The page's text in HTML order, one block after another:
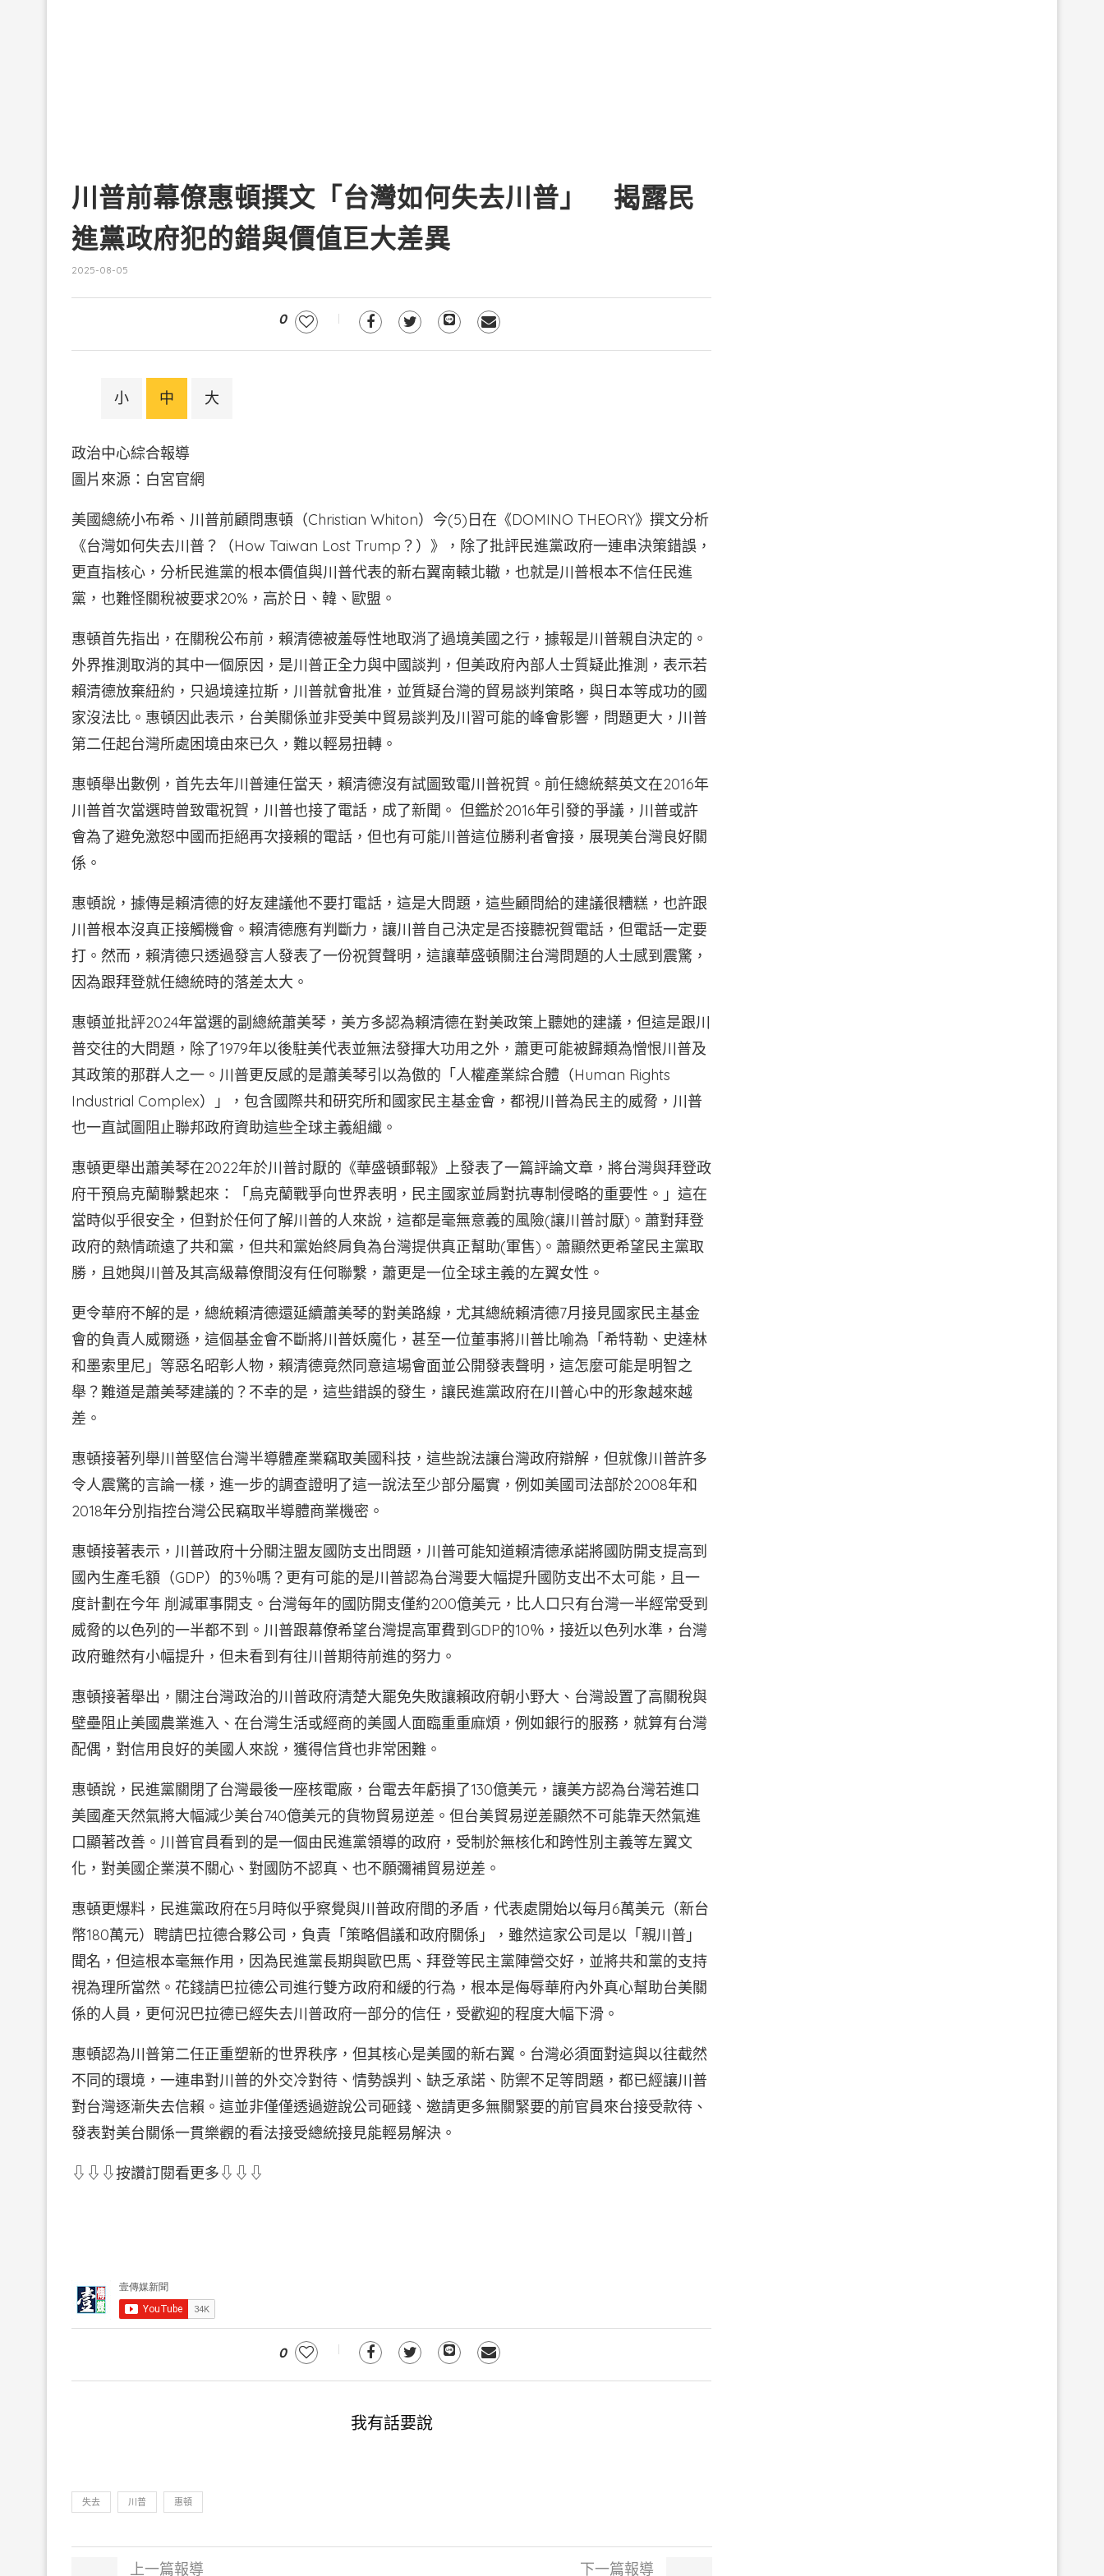
川普前幕僚惠頓撰文「台灣如何失去川普」 揭露民
進黨政府犯的錯與價值巨大差異
2025-08-05
0
小 中 大
政治中心綜合報導
圖片來源：白宮官網
美國總統小布希、川普前顧問惠頓（Christian Whiton）今(5)日在《DOMINO THEORY》撰文分析
《台灣如何失去川普？（How Taiwan Lost Trump？）》，除了批評民進黨政府一連串決策錯誤，
更直指核心，分析民進黨的根本價值與川普代表的新右翼南轅北轍，也就是川普根本不信任民進
黨，也難怪關稅被要求20%，高於日、韓、歐盟。
惠頓首先指出，在關稅公布前，賴清德被羞辱性地取消了過境美國之行，據報是川普親自決定的。
外界推測取消的其中一個原因，是川普正全力與中國談判，但美政府內部人士質疑此推測，表示若
賴清德放棄紐約，只過境達拉斯，川普就會批准，並質疑台灣的貿易談判策略，與日本等成功的國
家沒法比。惠頓因此表示，台美關係並非受美中貿易談判及川習可能的峰會影響，問題更大，川普
第二任起台灣所處困境由來已久，難以輕易扭轉。
惠頓舉出數例，首先去年川普連任當天，賴清德沒有試圖致電川普祝賀。前任總統蔡英文在2016年
川普首次當選時曾致電祝賀，川普也接了電話，成了新聞。 但鑑於2016年引發的爭議，川普或許
會為了避免激怒中國而拒絕再次接賴的電話，但也有可能川普這位勝利者會接，展現美台灣良好關
係。
惠頓說，據傳是賴清德的好友建議他不要打電話，這是大問題，這些顧問給的建議很糟糕，也許跟
川普根本沒真正接觸機會。賴清德應有判斷力，讓川普自己決定是否接聽祝賀電話，但電話一定要
打。然而，賴清德只透過發言人發表了一份祝賀聲明，這讓華盛頓關注台灣問題的人士感到震驚，
因為跟拜登就任總統時的落差太大。
惠頓並批評2024年當選的副總統蕭美琴，美方多認為賴清德在對美政策上聽她的建議，但這是跟川
普交往的大問題，除了1979年以後駐美代表並無法發揮大功用之外，蕭更可能被歸類為憎恨川普及
其政策的那群人之一。川普更反感的是蕭美琴引以為傲的「人權產業綜合體（Human Rights
Industrial Complex）」，包含國際共和研究所和國家民主基金會，都視川普為民主的威脅，川普
也一直試圖阻止聯邦政府資助這些全球主義組織。
惠頓更舉出蕭美琴在2022年於川普討厭的《華盛頓郵報》上發表了一篇評論文章，將台灣與拜登政
府干預烏克蘭聯繫起來：「烏克蘭戰爭向世界表明，民主國家並肩對抗專制侵略的重要性。」這在
當時似乎很安全，但對於任何了解川普的人來說，這都是毫無意義的風險(讓川普討厭)。蕭對拜登
政府的熱情疏遠了共和黨，但共和黨始終肩負為台灣提供真正幫助(軍售)。蕭顯然更希望民主黨取
勝，且她與川普及其高級幕僚間沒有任何聯繫，蕭更是一位全球主義的左翼女性。
更令華府不解的是，總統賴清德還延續蕭美琴的對美路線，尤其總統賴清德7月接見國家民主基金
會的負責人威爾遜，這個基金會不斷將川普妖魔化，甚至一位董事將川普比喻為「希特勒、史達林
和墨索里尼」等惡名昭彰人物，賴清德竟然同意這場會面並公開發表聲明，這怎麼可能是明智之
舉？難道是蕭美琴建議的？不幸的是，這些錯誤的發生，讓民進黨政府在川普心中的形象越來越
差。
惠頓接著列舉川普堅信台灣半導體產業竊取美國科技，這些說法讓台灣政府辯解，但就像川普許多
令人震驚的言論一樣，進一步的調查證明了這一說法至少部分屬實，例如美國司法部於2008年和
2018年分別指控台灣公民竊取半導體商業機密。
惠頓接著表示，川普政府十分關注盟友國防支出問題，川普可能知道賴清德承諾將國防開支提高到
國內生產毛額（GDP）的3％嗎？更有可能的是川普認為台灣要大幅提升國防支出不太可能，且一
度計劃在今年 削減軍事開支。台灣每年的國防開支僅約200億美元，比人口只有台灣一半經常受到
威脅的以色列的一半都不到。川普跟幕僚希望台灣提高軍費到GDP的10％，接近以色列水準，台灣
政府雖然有小幅提升，但未看到有往川普期待前進的努力。
惠頓接著舉出，關注台灣政治的川普政府清楚大罷免失敗讓賴政府朝小野大、台灣設置了高關稅與
壁壘阻止美國農業進入、在台灣生活或經商的美國人面臨重重麻煩，例如銀行的服務，就算有台灣
配偶，對信用良好的美國人來說，獲得信貸也非常困難。
惠頓說，民進黨關閉了台灣最後一座核電廠，台電去年虧損了130億美元，讓美方認為台灣若進口
美國產天然氣將大幅減少美台740億美元的貨物貿易逆差。但台美貿易逆差顯然不可能靠天然氣進
口顯著改善。川普官員看到的是一個由民進黨領導的政府，受制於無核化和跨性別主義等左翼文
化，對美國企業漠不關心、對國防不認真、也不願彌補貿易逆差。
惠頓更爆料，民進黨政府在5月時似乎察覺與川普政府間的矛盾，代表處開始以每月6萬美元（新台
幣180萬元）聘請巴拉德合夥公司，負責「策略倡議和政府關係」，雖然這家公司是以「親川普」
聞名，但這根本毫無作用，因為民進黨長期與歐巴馬、拜登等民主黨陣營交好，並將共和黨的支持
視為理所當然。花錢請巴拉德公司進行雙方政府和緩的行為，根本是侮辱華府內外真心幫助台美關
係的人員，更何況巴拉德已經失去川普政府一部分的信任，受歡迎的程度大幅下滑。
惠頓認為川普第二任正重塑新的世界秩序，但其核心是美國的新右翼。台灣必須面對這與以往截然
不同的環境，一連串對川普的外交冷對待、情勢誤判、缺乏承諾、防禦不足等問題，都已經讓川普
對台灣逐漸失去信賴。這並非僅僅透過遊說公司砸錢、邀請更多無關緊要的前官員來台接受款待、
發表對美台關係一貫樂觀的看法接受總統接見能輕易解決。
⇩⇩⇩按讚訂閱看更多⇩⇩⇩
0
我有話要說
失去 川普 惠頓
上一篇報導 下一篇報導